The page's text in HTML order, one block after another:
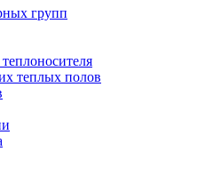
групп
теплых полов